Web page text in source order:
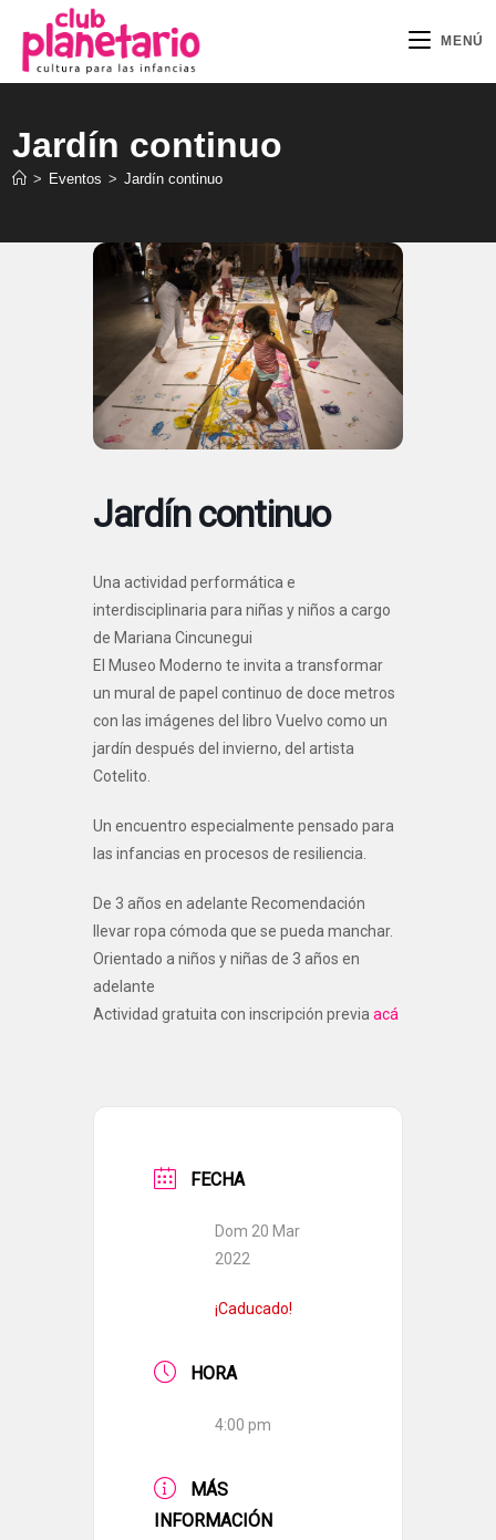
contenido
MENÚ
Jardín continuo
> Eventos > Jardín continuo
Jardín continuo
Una actividad performática e
interdisciplinaria para niñas y niños a cargo
de Mariana Cincunegui
El Museo Moderno te invita a transformar
un mural de papel continuo de doce metros
con las imágenes del libro Vuelvo como un
jardín después del invierno, del artista
Cotelito.
Un encuentro especialmente pensado para
las infancias en procesos de resiliencia.
De 3 años en adelante Recomendación
llevar ropa cómoda que se pueda manchar.
Orientado a niños y niñas de 3 años en
adelante
Actividad gratuita con inscripción previa acá
FECHA
Dom 20 Mar
2022
¡Caducado!
HORA
4:00 pm
MÁS
INFORMACIÓN